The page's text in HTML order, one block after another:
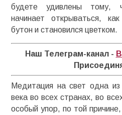
будете удивлены тому,
начинает открываться,
бутон и становился цветком.
Наш Телеграм-канал -
Медитация на свет одна
века во всех странах, во
особый упор, по той